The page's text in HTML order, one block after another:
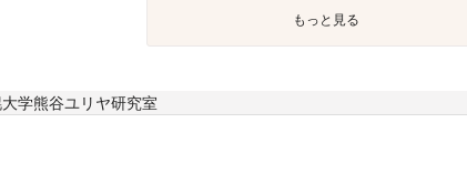
もっと見る
学熊谷ユリヤ研究室